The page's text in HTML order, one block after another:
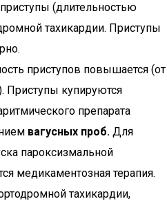
(длительностью
тахикардии. Приступы
приступов повышается (от
Приступы купируются
препарата
вагусных проб. Для
пароксизмальной
медикаментозная терапия.
тахикардии,